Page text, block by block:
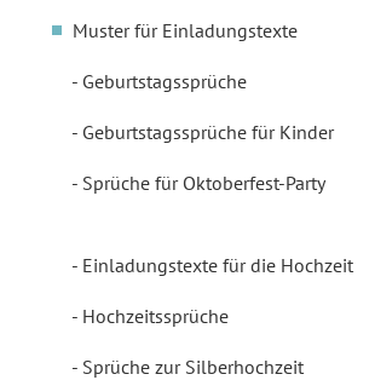
Muster für Einladungstexte
Geburtstagssprüche
Geburtstagssprüche für Kinder
Sprüche für Oktoberfest-Party
Einladungstexte für die Hochzeit
Hochzeitssprüche
Sprüche zur Silberhochzeit